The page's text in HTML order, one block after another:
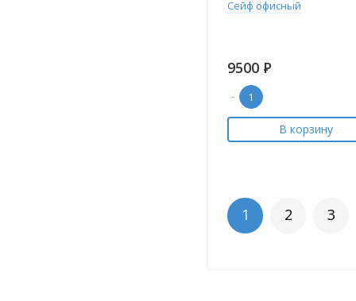
Сейф офисный
9500 Р
-
В корзину
1 2 3